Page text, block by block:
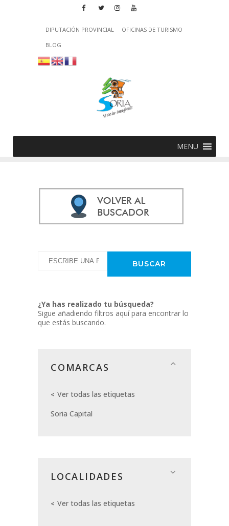
DIPUTACIÓN PROVINCIAL
OFICINAS DE TURISMO
BLOG
MENU
¿Ya has realizado tu búsqueda?
Sigue añadiendo filtros aquí para encontrar lo
que estás buscando.
COMARCAS
Ver todas las etiquetas
Soria Capital
LOCALIDADES
Ver todas las etiquetas